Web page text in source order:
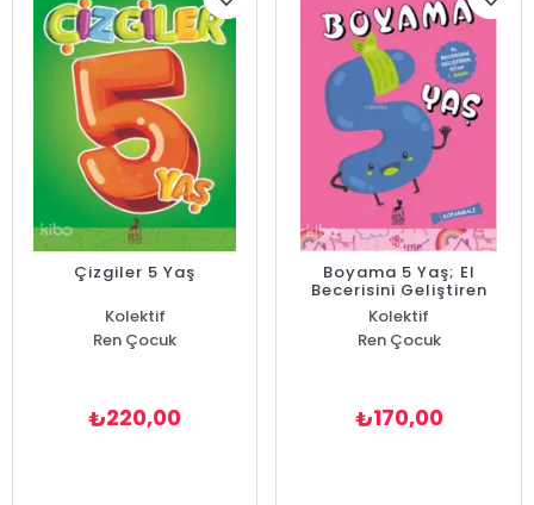
Çizgiler 5 Yaş
Kolektif
Ren Çocuk
₺220,00
Boyama 5 Yaş; El
Becerisini Geliştiren
Kitap
Kolektif
Ren Çocuk
₺170,00